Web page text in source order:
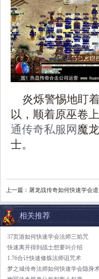
炎烁警惕地盯
以，顺着原巫卷
通传奇私服网魔
士。
上一篇： 屠龙战传奇如何快速学会
相关推荐
·37页游如何快速学会法师三焰咒
·快速离开得到战士想要叫介绍
·1.76合计快速修炼法师诅咒术
·梦之城传奇法师如何快速学会隐身